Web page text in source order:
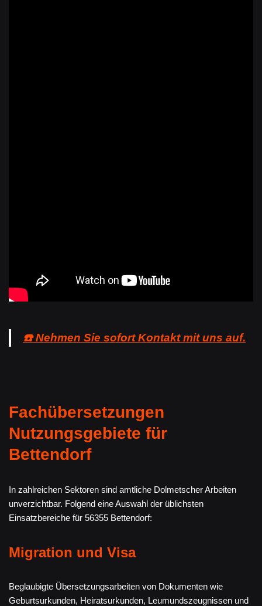
☎️ Nehmen Sie sofort Kontakt mit uns auf.
Fachübersetzungen
Nutzungsgebiete für
Bettendorf
In zahlreichen Sektoren sind amtliche Dolmetscher Arbeiten
unverzichtbar. Folgend eine Auswahl der üblichsten
Einsatzbereiche für 56355 Bettendorf:
Migration und Visa
Beglaubigte Übersetzungsarbeiten von Dokumenten wie
Geburtsurkunden, Heiratsurkunden, Leumundszeugnissen und